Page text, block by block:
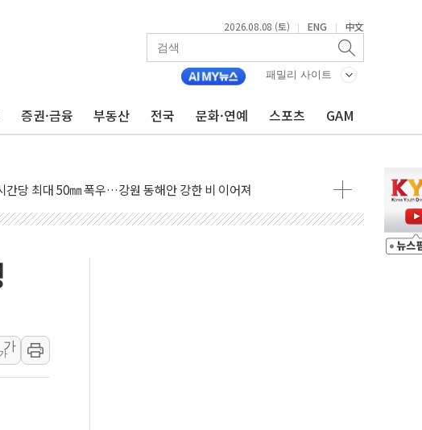
2026.08.08 (토) | ENG | 中文
패밀리 사이트
증권·금융 부동산 전국 문화·연예 스포츠 GAM
래에 '0.86%p' 차 재역전 성공...金 45.42% vs 鄭 44.56%
선 송영길·정청래·김민석 당대표 후보
대표 후보
인천 경선 결과 발표...김민석 47.75% 정청래 42.08%
경선 결과 발표...김민석 52.64% 정청래 39.89% 송영길 7.47%
금융일정(8.10~8.14)
략 만지작…공습 한계·탄약 부족 현실화
가
가